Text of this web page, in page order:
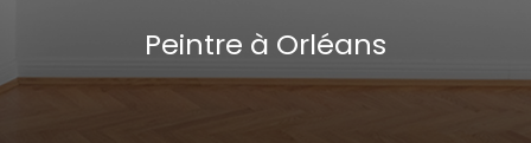
Peintre à Orléans